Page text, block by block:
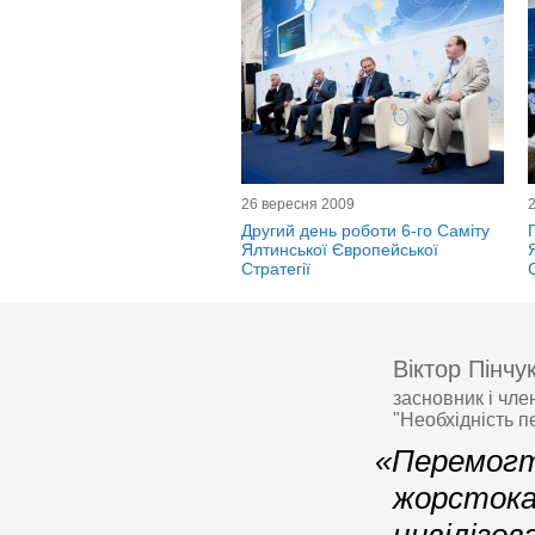
26 вересня 2009
Другий день роботи 6-го Саміту
Ялтинської Європейської
Стратегії
Віктор
засновник і
"Необхідність